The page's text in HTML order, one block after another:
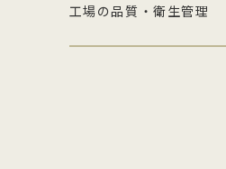
工場の品質・衛生管理